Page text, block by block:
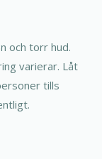
och torr hud.
varierar. Låt
tills